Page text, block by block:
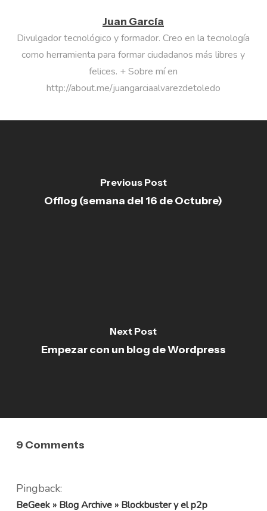
Juan García
Divulgador tecnológico y formador. Creo en la tecnología
como herramienta para formar ciudadanos más libres y
felices. + Sobre mí en
http://about.me/juangarciaalvarezdetoledo
Previous Post
Offlog (semana del 16 de Octubre)
Next Post
Empezar con un blog de Wordpress
9 Comments
Pingback:
BeGeek » Blog Archive » Blockbuster y el p2p